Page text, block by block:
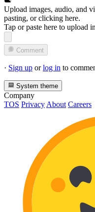
Upload images, audio, and
pasting, orclicking here.
Tap or paste here to upload
Comment
· Sign up orlog in to
System theme
Company
TOS Privacy About Careers